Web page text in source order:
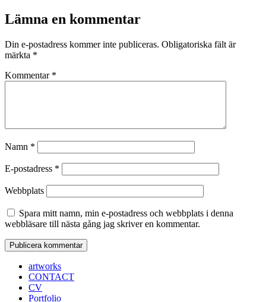
Lämna en kommentar
Din e-postadress kommer inte publiceras. Obligatoriska fält är
märkta *
Kommentar *
Namn *
E-postadress *
Webbplats
Spara mitt namn, min e-postadress och webbplats i denna
webbläsare till nästa gång jag skriver en kommentar.
artworks
CONTACT
CV
Portfolio